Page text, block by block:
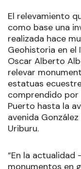
El relevamiento
como base una
realizada hace
Geohistoria en
Oscar Alberto
relevar
estatuas
comprendido por
Puerto hasta la
avenida
Uriburu.
“En la